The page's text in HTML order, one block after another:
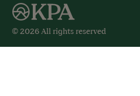
© 2026 All rights reserved